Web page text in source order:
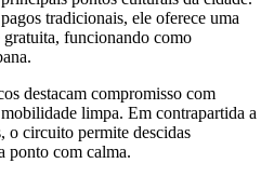
tradicionais, ele oferece uma
funcionando como
destacam compromisso com
limpa. Em contrapartida a
o circuito permite descidas
ponto com calma.